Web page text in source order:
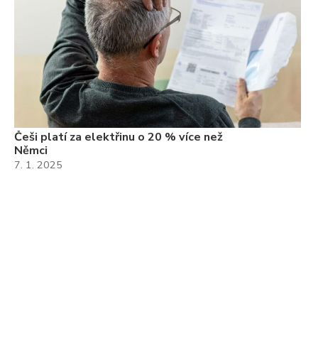
Češi platí za elektřinu o 20 % více než
Němci
7. 1. 2025